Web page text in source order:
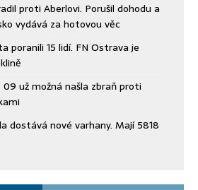
proti Aberlovi. Porušil dohodu a
vydává za hotovou věc
poranili 15 lidí. FN Ostrava je
09 už možná našla zbraň proti
dostává nové varhany. Mají 5818